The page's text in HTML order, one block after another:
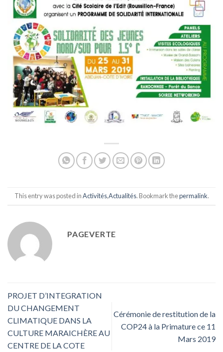
This entry was posted inActivités,Actualités. Bookmark thepermalink.
PAGEVERTE
PROJET D’INTEGRATION
DU CHANGEMENT
CLIMATIQUE DANS LA
CULTURE MARAICHÈRE AU
CENTRE DE LA COTE
Cérémonie de restitution de la
COP24 à la Primature ce 11
Mars 2019